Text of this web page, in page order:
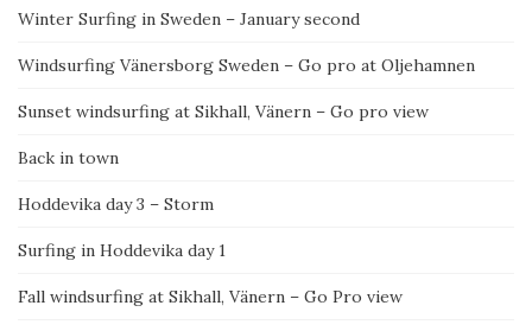
Winter Surfing in Sweden – January second
Windsurfing Vänersborg Sweden – Go pro at Oljehamnen
Sunset windsurfing at Sikhall, Vänern – Go pro view
Back in town
Hoddevika day 3 – Storm
Surfing in Hoddevika day 1
Fall windsurfing at Sikhall, Vänern – Go Pro view